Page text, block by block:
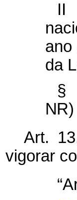
II
da
§
NR)
Art.
vigorar